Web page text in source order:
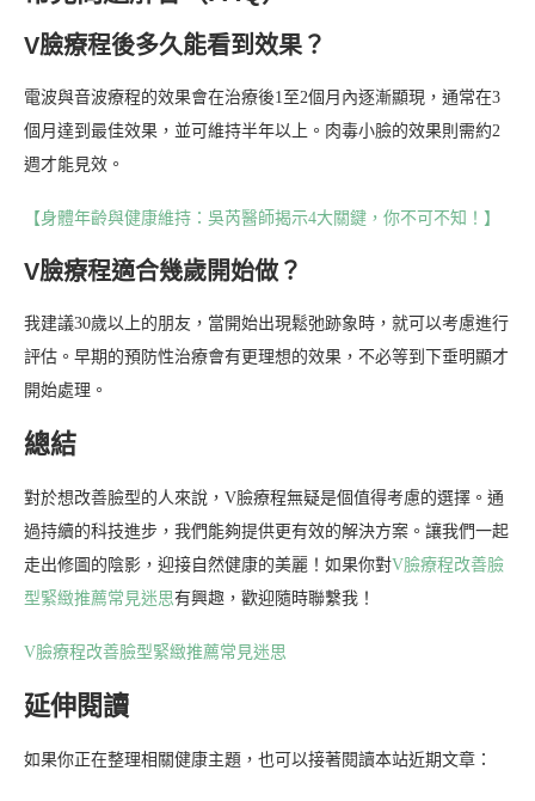
V臉療程後多久能看到效果？
電波與音波療程的效果會在治療後1至2個月內逐漸顯現，通常在3
個月達到最佳效果，並可維持半年以上。肉毒小臉的效果則需約2
週才能見效。
【身體年齡與健康維持：吳芮醫師揭示4大關鍵，你不可不知！】
V臉療程適合幾歲開始做？
我建議30歲以上的朋友，當開始出現鬆弛跡象時，就可以考慮進行
評估。早期的預防性治療會有更理想的效果，不必等到下垂明顯才
開始處理。
總結
對於想改善臉型的人來說，V臉療程無疑是個值得考慮的選擇。通
過持續的科技進步，我們能夠提供更有效的解決方案。讓我們一起
走出修圖的陰影，迎接自然健康的美麗！如果你對V臉療程改善臉
型緊緻推薦常見迷思有興趣，歡迎隨時聯繫我！
V臉療程改善臉型緊緻推薦常見迷思
延伸閱讀
如果你正在整理相關健康主題，也可以接著閱讀本站近期文章：